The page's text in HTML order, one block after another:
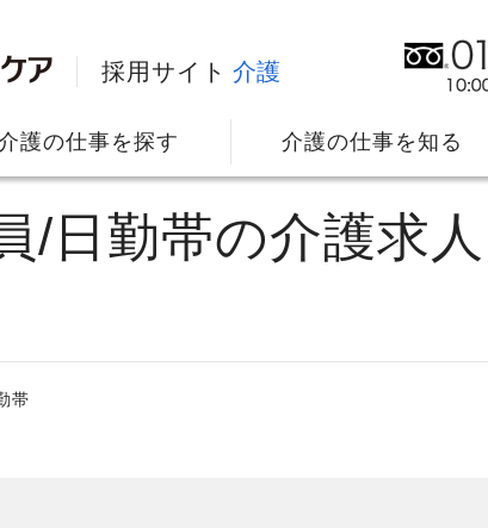
採用サイト 介護
護の仕事を探す 介護の仕事を知る
員/日勤帯の介護求人
帯